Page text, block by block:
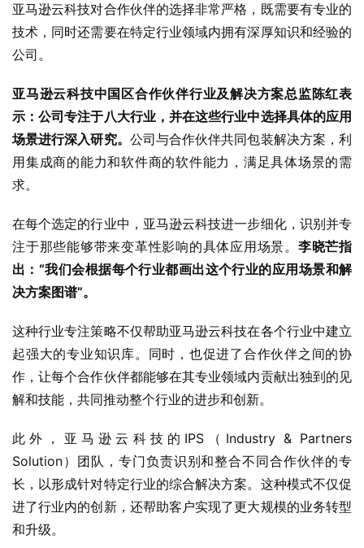
亚马逊云科技对合作伙伴的选择非常严格，既需要有专业的
技术，同时还需要在特定行业领域内拥有深厚知识和经验的
公司。
亚马逊云科技中国区合作伙伴行业及解决方案总监陈红表
示：公司专注于八大行业，并在这些行业中选择具体的应用
场景进行深入研究。 公司与合作伙伴共同包装解决方案，利
用集成商的能力和软件商的软件能力，满足具体场景的需
求。
在每个选定的行业中，亚马逊云科技进一步细化，识别并专
注于那些能够带来变革性影响的具体应用场景。 李晓芒指
出： “我们会根据每个行业都画出这个行业的应用场景和解
决方案图谱”。
这种行业专注策略不仅帮助亚马逊云科技在各个行业中建立
起强大的专业知识库。同时，也促进了合作伙伴之间的协
作，让每个合作伙伴都能够在其专业领域内贡献出独到的见
解和技能，共同推动整个行业的进步和创新。
此外，亚马逊云科技的IPS（Industry & Partners
Solution）团队，专门负责识别和整合不同合作伙伴的专
长，以形成针对特定行业的综合解决方案。这种模式不仅促
进了行业内的创新，还帮助客户实现了更大规模的业务转型
和升级。